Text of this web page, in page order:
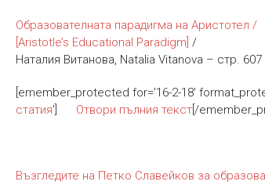
Образователната парадигма на Аристотел /
[Aristotle’s Educational Paradigm] /
Наталия Витанова, Natalia Vitanova – стр. 607
[emember_protected for='16-2-18'
статия'] Отвори пълния текст[/
Възгледите на Петко Славейков за